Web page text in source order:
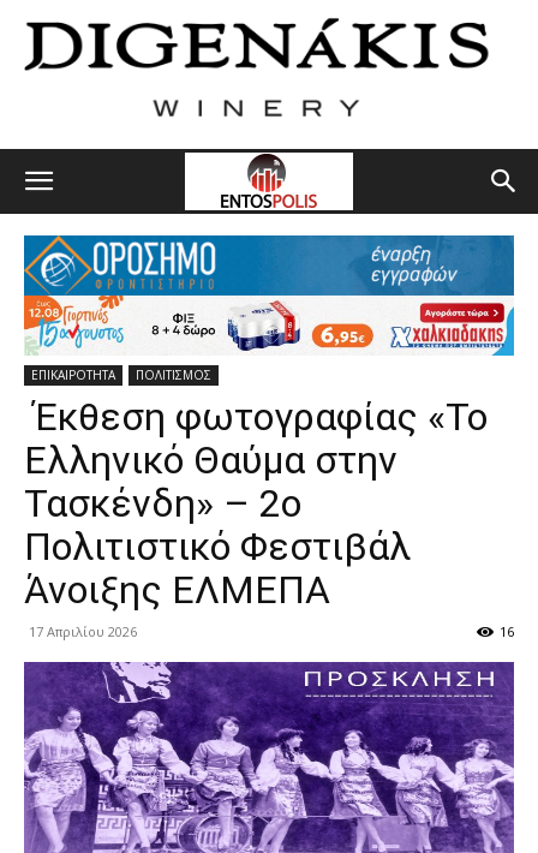
ΕΠΙΚΑΙΡΟΤΗΤΑ ΠΟΛΙΤΙΣΜΟΣ
Έκθεση φωτογραφίας «Το
Ελληνικό Θαύμα στην
Τασκένδη» – 2ο
Πολιτιστικό Φεστιβάλ
Άνοιξης ΕΛΜΕΠΑ
17 Απριλίου 2026 16